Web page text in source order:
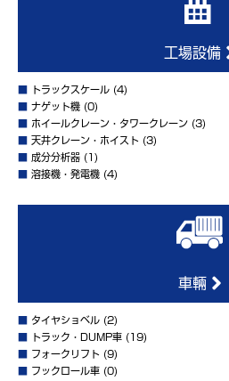
工場設備
トラックスケール (4)
ナゲット機 (0)
ホイールクレーン・タワークレーン (3)
天井クレーン・ホイスト (3)
成分分析器 (1)
溶接機・発電機 (4)
車輛
タイヤショベル (2)
トラック・DUMP車 (19)
フォークリフト (9)
フックロール車 (0)